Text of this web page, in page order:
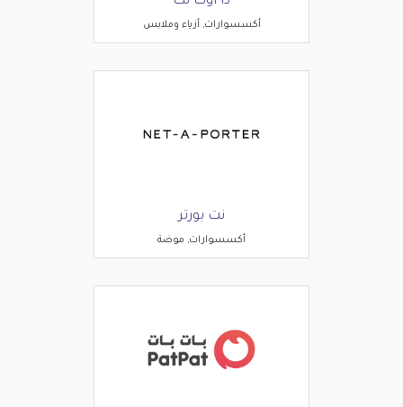
أكسسوارات, أزياء وملابس
نت بورتر
أكسسوارات, موضة